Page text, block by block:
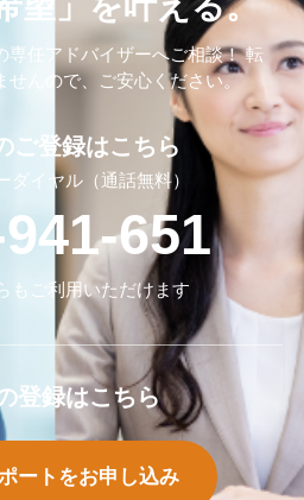
専任アドバイザーへご相談！転
せんので、ご安⼼ください。
登録はこちら
ートをお申し込み
ご登録はこちら
ダイヤル（通話無料）
651
もご利用いただけます